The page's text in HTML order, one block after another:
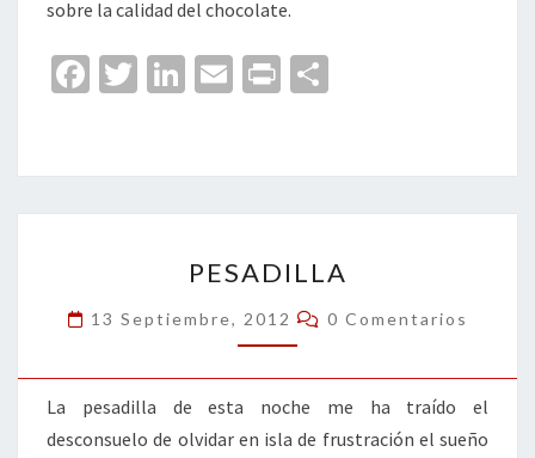
sobre la calidad del chocolate.
Fa
o
o
T
er
Li
dI
n
E
l
Pr
p
ar
tir
PESADILLA
13 Septiembre, 2012 Comentarios
0 Comentarios
La pesadilla de esta noche me ha traído el
desconsuelo de olvidar en isla de frustración el sueño